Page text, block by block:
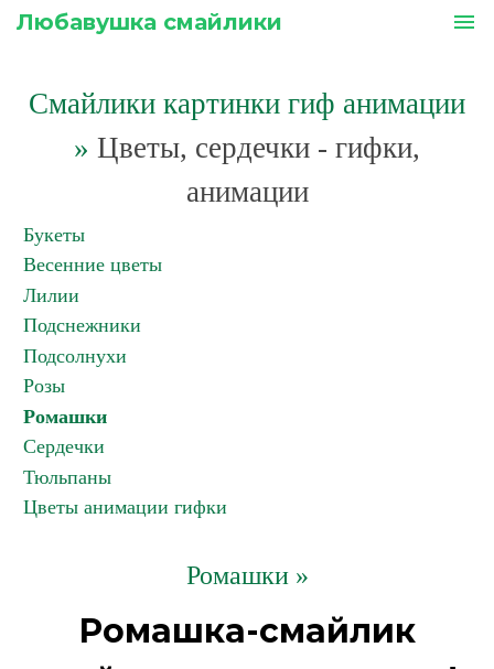
Любавушка смайлики menu
Смайлики картинки гиф анимации
» Цветы, сердечки - гифки,
анимации
Букеты
Весенние цветы
Лилии
Подснежники
Подсолнухи
Розы
Ромашки
Сердечки
Тюльпаны
Цветы анимации гифки
Ромашки »
Ромашка-смайлик